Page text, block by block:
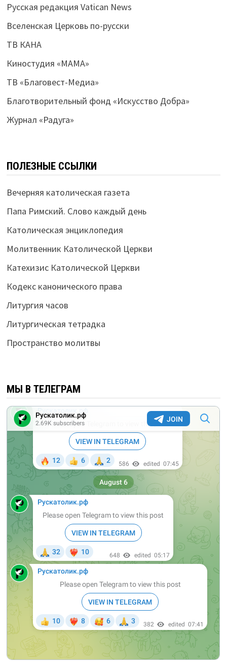
Русская редакция Vatican News
Вселенская Церковь по-русски
ТВ КАНА
Киностудия «МАМА»
ТВ «Благовест-Медиа»
Благотворительный фонд «Искусство Добра»
Журнал «Радуга»
ПОЛЕЗНЫЕ ССЫЛКИ
Вечерняя католическая газета
Папа Римский. Слово каждый день
Католическая энциклопедия
Молитвенник Католической Церкви
Катехизис Католической Церкви
Кодекс канонического права
Литургия часов
Литургическая тетрадка
Пространство молитвы
МЫ В ТЕЛЕГРАМ